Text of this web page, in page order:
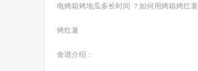
电烤箱烤地瓜多长时间 ？如何用烤箱烤红薯
烤红薯
食谱介绍：